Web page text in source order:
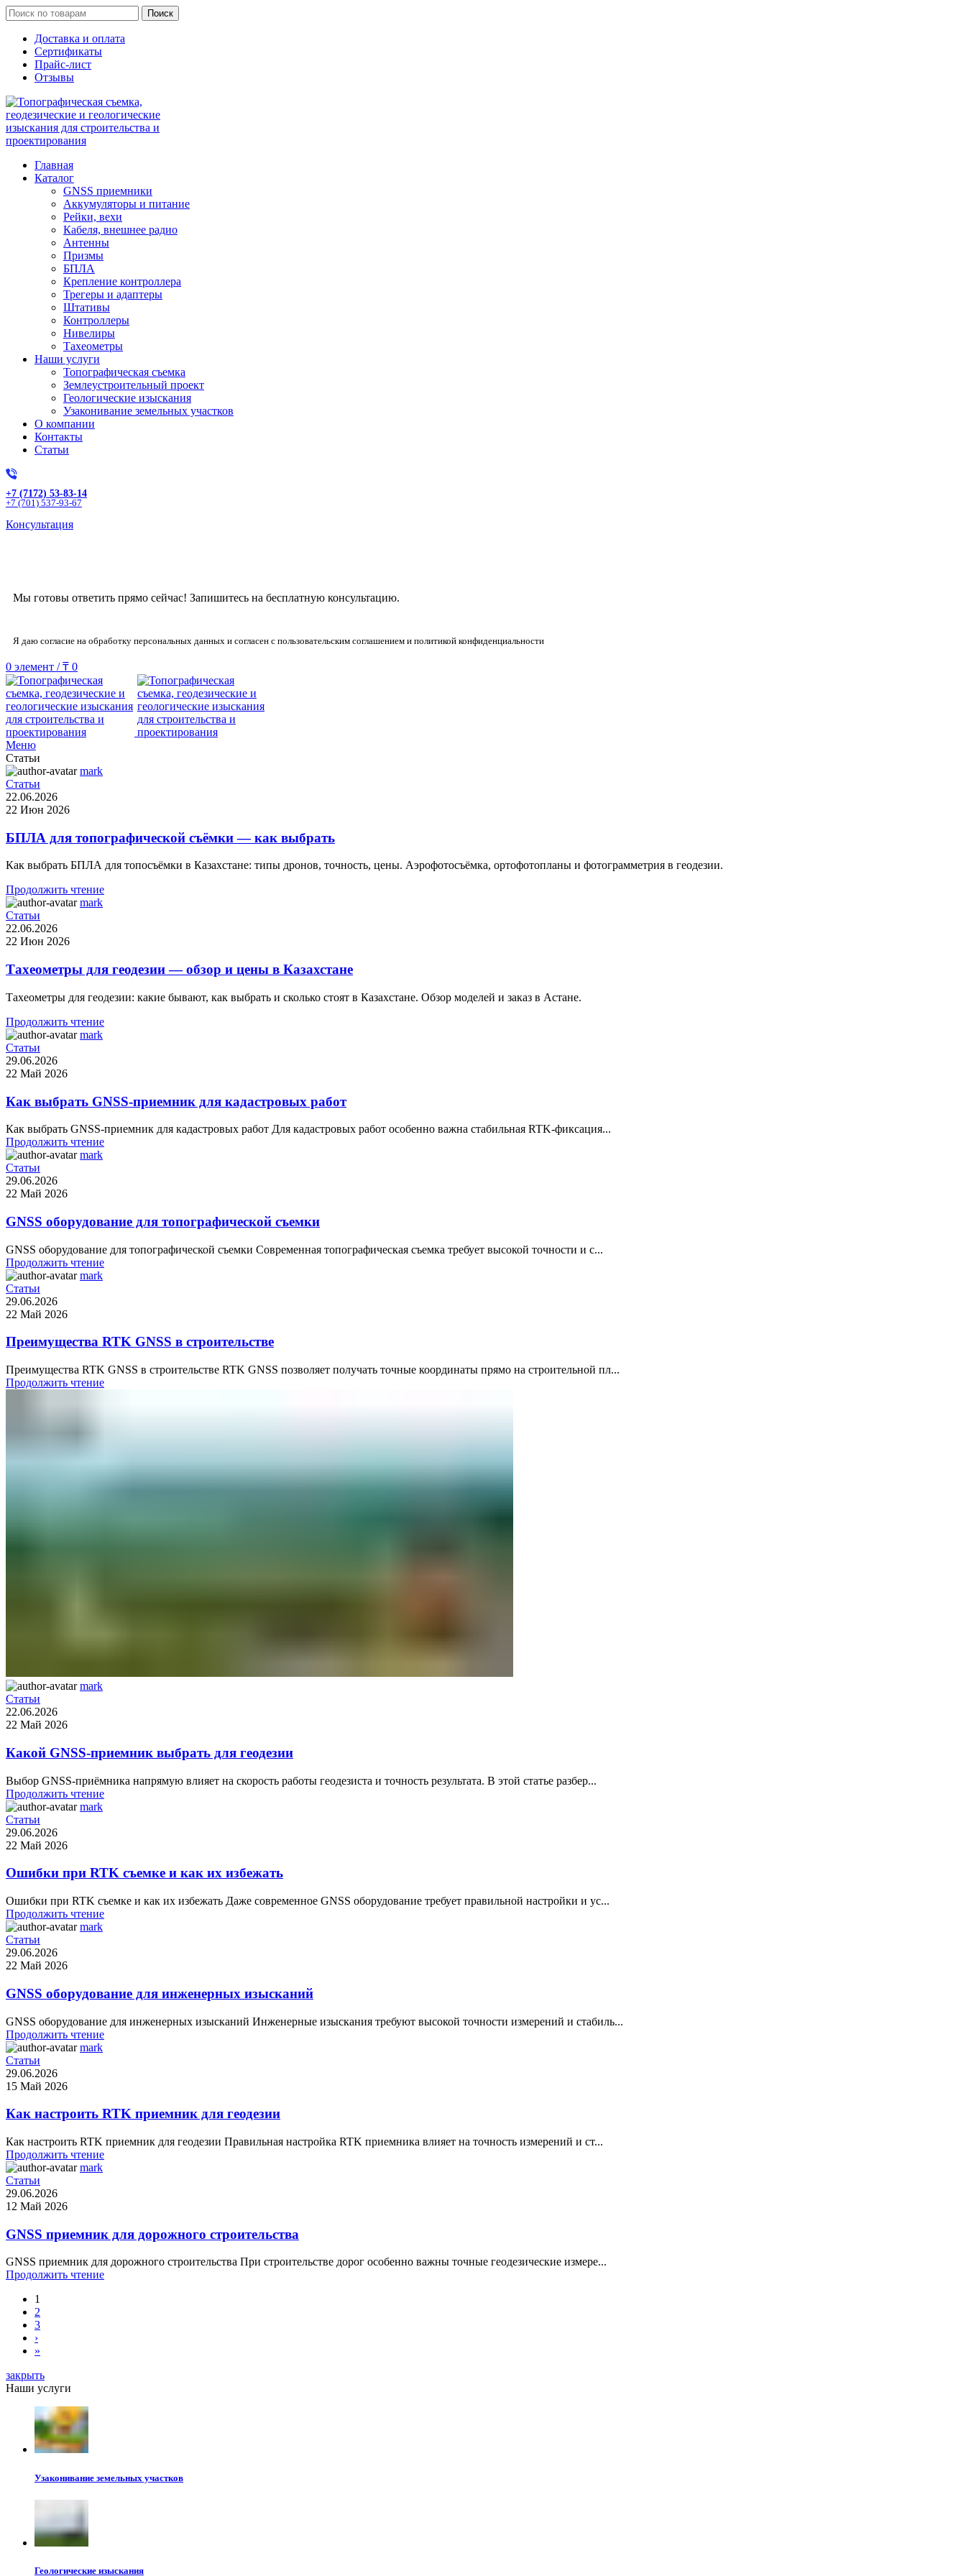
Поиск
Доставка и оплата
Сертификаты
Прайс-лист
Отзывы
Главная
Каталог
GNSS приемники
Аккумуляторы и питание
Рейки, вехи
Кабеля, внешнее радио
Антенны
Призмы
БПЛА
Крепление контроллера
Трегеры и адаптеры
Штативы
Контроллеры
Нивелиры
Тахеометры
Наши услуги
Топографическая съемка
Землеустроительный проект
Геологические изыскания
Узаконивание земельных участков
О компании
Контакты
Статьи
+7 (7172) 53-83-14
+7 (701) 537-93-67
Консультация
Мы готовы ответить прямо сейчас! Запишитесь на бесплатную консультацию.
Я даю согласие на обработку персональных данных и согласен с пользовательским соглашением и политикой конфиденциальности
0 элемент / ₸ 0
Меню
Статьи
mark
Статьи
22.06.2026
22 Июн 2026
БПЛА для топографической съёмки — как выбрать
Как выбрать БПЛА для топосъёмки в Казахстане: типы дронов, точность, цены. Аэрофотосъёмка, ортофотопланы и фотограмметрия в геодезии.
Продолжить чтение
mark
Статьи
22.06.2026
22 Июн 2026
Тахеометры для геодезии — обзор и цены в Казахстане
Тахеометры для геодезии: какие бывают, как выбрать и сколько стоят в Казахстане. Обзор моделей и заказ в Астане.
Продолжить чтение
mark
Статьи
29.06.2026
22 Май 2026
Как выбрать GNSS-приемник для кадастровых работ
Как выбрать GNSS-приемник для кадастровых работ Для кадастровых работ особенно важна стабильная RTK-фиксация...
Продолжить чтение
mark
Статьи
29.06.2026
22 Май 2026
GNSS оборудование для топографической съемки
GNSS оборудование для топографической съемки Современная топографическая съемка требует высокой точности и с...
Продолжить чтение
mark
Статьи
29.06.2026
22 Май 2026
Преимущества RTK GNSS в строительстве
Преимущества RTK GNSS в строительстве RTK GNSS позволяет получать точные координаты прямо на строительной пл...
Продолжить чтение
mark
Статьи
22.06.2026
22 Май 2026
Какой GNSS-приемник выбрать для геодезии
Выбор GNSS-приёмника напрямую влияет на скорость работы геодезиста и точность результата. В этой статье разбер...
Продолжить чтение
mark
Статьи
29.06.2026
22 Май 2026
Ошибки при RTK съемке и как их избежать
Ошибки при RTK съемке и как их избежать Даже современное GNSS оборудование требует правильной настройки и ус...
Продолжить чтение
mark
Статьи
29.06.2026
22 Май 2026
GNSS оборудование для инженерных изысканий
GNSS оборудование для инженерных изысканий Инженерные изыскания требуют высокой точности измерений и стабиль...
Продолжить чтение
mark
Статьи
29.06.2026
15 Май 2026
Как настроить RTK приемник для геодезии
Как настроить RTK приемник для геодезии Правильная настройка RTK приемника влияет на точность измерений и ст...
Продолжить чтение
mark
Статьи
29.06.2026
12 Май 2026
GNSS приемник для дорожного строительства
GNSS приемник для дорожного строительства При строительстве дорог особенно важны точные геодезические измере...
Продолжить чтение
1
2
3
›
»
закрыть
Наши услуги
Узаконивание земельных участков
Геологические изыскания